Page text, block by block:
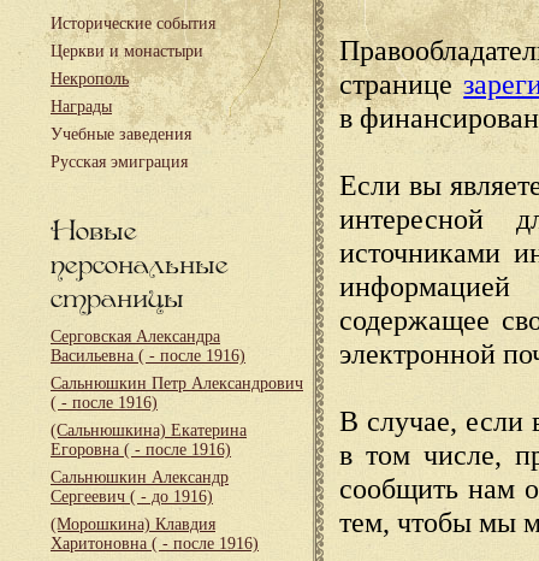
Исторические события
Церкви и монастыри
Некрополь
Награды
Учебные заведения
Русская эмиграция
Новые
персональные
страницы
Серговская Александра
Васильевна ( - после 1916)
Сальнюшкин Петр Александрович
( - после 1916)
(Сальнюшкина) Екатерина
Егоровна ( - после 1916)
Сальнюшкин Александр
Сергеевич ( - до 1916)
(Морошкина) Клавдия
Харитоновна ( - после 1916)
странице
в
Если вы
интересной
источниками
содержащее
электронной
В случае, если
в том числе,
сообщить нам
тем, чтобы мы